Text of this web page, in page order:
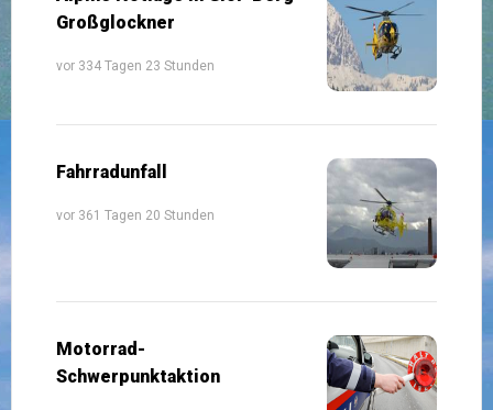
Großglockner
vor 334 Tagen 23 Stunden
Fahrradunfall
vor 361 Tagen 20 Stunden
Motorrad-
Schwerpunktaktion